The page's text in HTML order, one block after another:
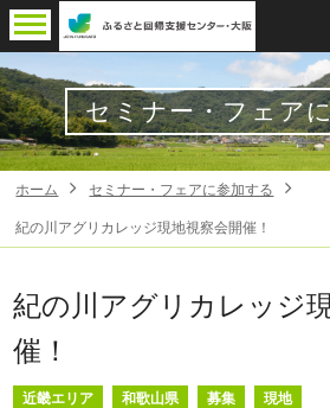
セミナー・フェア
ホーム セミナー・フェアに参加する
紀の川アグリカレッジ現地視察会開催！
紀の川アグリカレッジ
催！
近畿エリア 和歌山県 募集 現地